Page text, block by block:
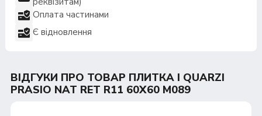
Оплата частинами
Є відновлення
ВІДГУКИ ПРО ТОВАР ПЛИТКА I QUARZI
PRASIO NAT RET R11 60Х60 M089